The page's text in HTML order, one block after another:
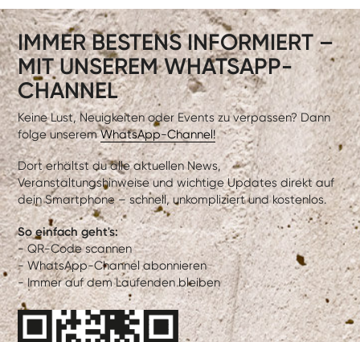
IMMER BESTENS INFORMIERT –
MIT UNSEREM WHATSAPP-
CHANNEL
Keine Lust, Neuigkeiten oder Events zu verpassen? Dann
folge unseremWhatsApp-Channel!
Dort erhältst du alle aktuellen News,
Veranstaltungshinweise und wichtige Updates direkt auf
dein Smartphone – schnell, unkompliziert und kostenlos.
So einfach geht's:
- QR-Code scannen
- WhatsApp-Channel abonnieren
- Immer auf dem Laufenden bleiben